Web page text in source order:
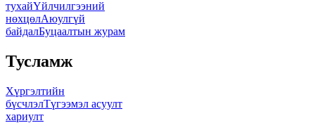
тухайҮйлчилгээний
нөхцөлАюулгүй
байдалБуцаалтын журам
Тусламж
Хүргэлтийн
бүсчлэлТүгээмэл асуулт
хариулт